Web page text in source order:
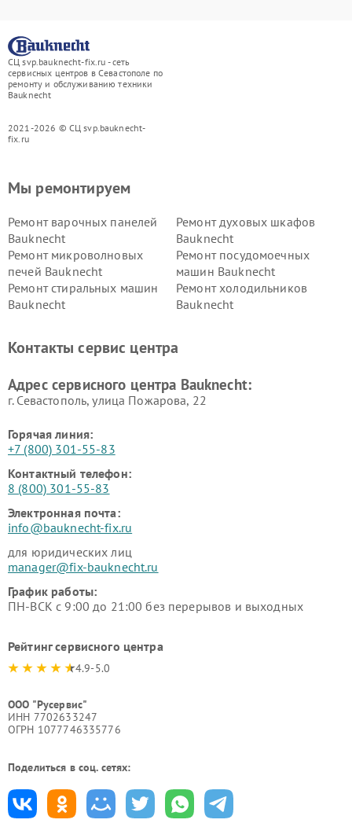
СЦ svp.bauknecht-fix.ru - сеть
сервисных центров в Севастополе по
ремонту и обслуживанию техники
Bauknecht
2021-2026 © СЦ svp.bauknecht-
fix.ru
Мы ремонтируем
Ремонт варочных панелей
Bauknecht
Ремонт духовых шкафов
Bauknecht
Ремонт микроволновых
печей Bauknecht
Ремонт посудомоечных
машин Bauknecht
Ремонт стиральных машин
Bauknecht
Ремонт холодильников
Bauknecht
Контакты сервис центра
Адрес сервисного центра Bauknecht:
г. Севастополь, улица Пожарова, 22
Горячая линия:
+7 (800) 301-55-83
Контактный телефон:
8 (800) 301-55-83
Электронная почта:
info@bauknecht-fix.ru
для юридических лиц
manager@fix-bauknecht.ru
График работы:
ПН-ВСК с 9:00 до 21:00 без перерывов и выходных
Рейтинг сервисного центра
4.9-5.0
ООО "Русервис"
ИНН 7702633247
ОГРН 1077746335776
Поделиться в соц. сетях: